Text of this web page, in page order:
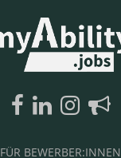
FÜR BEWERBER:INNEN